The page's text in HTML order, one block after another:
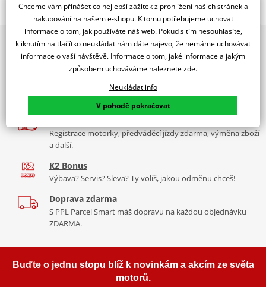
Jsme autorizovaný
dealer značky DOMINO
SPLITTER CABLES DIAM.6,25MM
2x multibrand showroom
9 značek motocyklů, servis, oblečení, doplňky i náhradní
díly, to vše v Praze a Liberci
Více než 30 let zkušeností
Za řídítky motorek, v servisu i prodeji moto vybavení
Registrace motorky, předváděcí jízdy zdarma, výměna zboží
a další.
K2 Bonus
Výbava? Servis? Sleva? Ty volíš, jakou odměnu chceš!
Doprava zdarma
S PPL Parcel Smart máš dopravu na každou objednávku
ZDARMA.
Buďte o jednu stopu blíž k novinkám a akcím ze světa
motorů.
Chceme vám přinášet co nejlepší zážitek z prohlížení našich stránek a
nakupování na našem e-shopu. K tomu potřebujeme uchovat
informace o tom, jak používáte náš web. Pokud s tím nesouhlasíte,
kliknutím na tlačítko neukládat nám dáte najevo, že nemáme uchovávat
informace o vaší návštěvě. Informace o tom, jaké informace a jakým
způsobem uchováváme naleznete zde.
Neukládat info
V pohodě pokračovat